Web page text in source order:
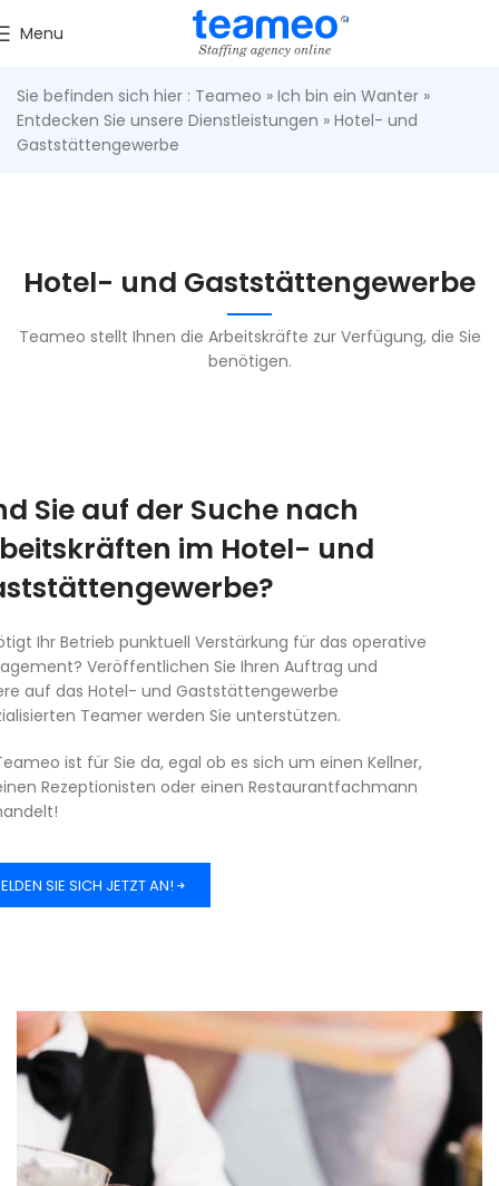
Menu
Sie befinden sich hier : Teameo » Ich bin ein Wanter »
Entdecken Sie unsere Dienstleistungen » Hotel- und
Gaststättengewerbe
Hotel- und Gaststättengewerbe
Teameo stellt Ihnen die Arbeitskräfte zur Verfügung, die Sie
benötigen.
Sie auf der Suche nach
im Hotel- und
Ihr Betrieb punktuell Verstärkung für das operative
Veröffentlichen Sie Ihren Auftrag und
auf das Hotel- und Gaststättengewerbe
Teamer werden Sie unterstützen.
ist für Sie da, egal ob es sich um einen Kellner,
Rezeptionisten oder einen Restaurantfachmann
SIE SICH JETZT AN!